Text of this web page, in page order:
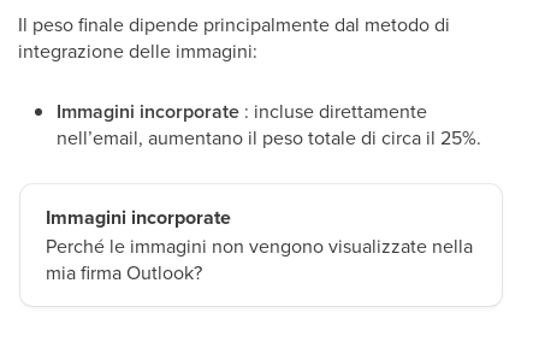
Il peso finale dipende principalmente dal metodo di
integrazione delle immagini:
Immagini incorporate : incluse direttamente
nell’email, aumentano il peso totale di circa il 25%.
Immagini incorporate
Perché le immagini non vengono visualizzate nella
mia firma Outlook?